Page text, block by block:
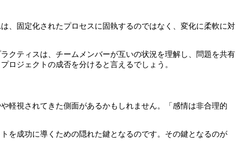
、固定化されたプロセスに固執するのではなく、変化に柔軟に対
クティスは、チームメンバーが互いの状況を理解し、問題を共有
ロジェクトの成否を分けると言えるでしょう。
軽視されてきた側面があるかもしれません。「感情は非合理的
を成功に導くための隠れた鍵となるのです。その鍵となるのが